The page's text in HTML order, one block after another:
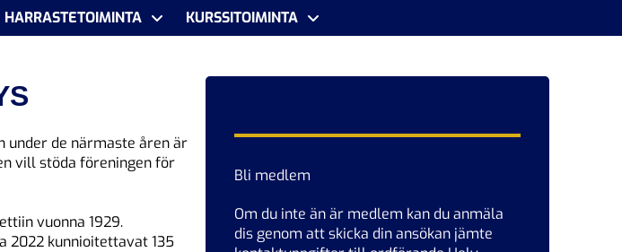
HARRASTETOIMINTA KURSSITOIMINTA
under de närmaste åren är
vill stöda föreningen för
vuonna 1929.
2022 kunnioitettavat 135
Bli medlem
Om du inte än är medlem kan du anmäla
dis genom att skicka din ansökan jämte